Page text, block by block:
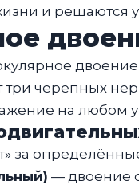
и решаются у
черепных
на любом
за
— двоение